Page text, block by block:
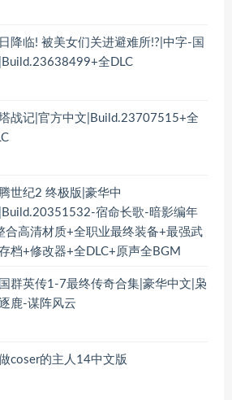
降临! 被美女们关进避难所!?|中字-国
全DLC
战记|官方中文|Build.23707515+全
世纪2 终极版|豪华中
宿命长歌-暗影编年
合高清材质+全职业最终装备+最强武
档+修改器+全DLC+原声全BGM
群英传1-7最终传奇合集|豪华中文|枭
鹿-谋阵风云
coser的主人14中文版